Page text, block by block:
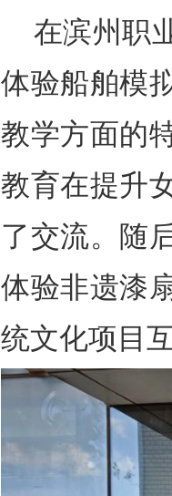
在滨州职
体验船舶模
教学方面的
教育在提升
了交流。随
体验非遗漆
统文化项目